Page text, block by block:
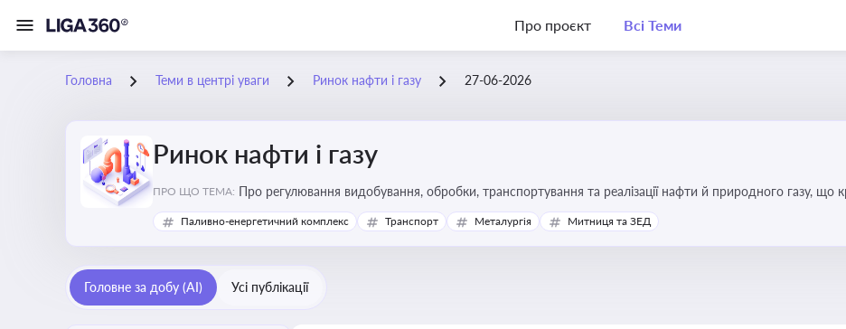
Про проєкт Всі Теми
Головна Теми в центрі уваги Ринок нафти і газу 27-06-2026
Ринок нафти і газу
ПРО ЩО ТЕМА: Про регулювання видобування, обробки, транспортування та реалізації нафти й природного газу, що
безпеки, інвестицій у галузь та дотримання ліцензійних умов діяльності
Паливно-енергетичний комплекс Транспорт Металургія Митниця та ЗЕД
Головне за добу (AI) Усі публікації